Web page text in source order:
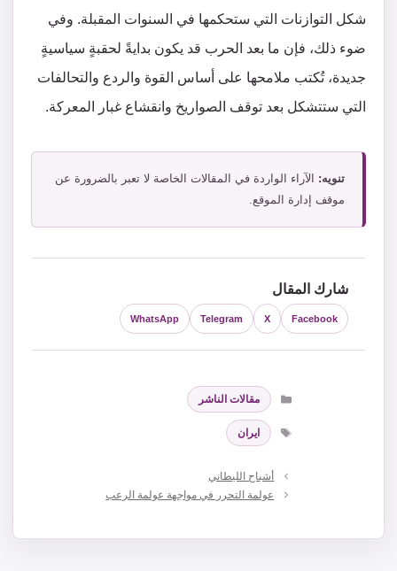
شكل التوازنات التي ستحكمها في السنوات المقبلة. وفي
ضوء ذلك، فإن ما بعد الحرب قد يكون بدايةً لحقبةٍ سياسيةٍ
جديدة، تُكتب ملامحها على أساس القوة والردع والتحالفات
التي ستتشكل بعد توقف الصواريخ وانقشاع غبار المعركة.
تنويه: الآراء الواردة في المقالات الخاصة لا تعبر بالضرورة عن
موقف إدارة الموقع.
شارك المقال
Facebook
X
Telegram
WhatsApp
التصنيفات
مقالات الناشر
الوسوم
ايران
أشباح الليطاني
عولمة التحرر في مواجهة عولمة الرعب